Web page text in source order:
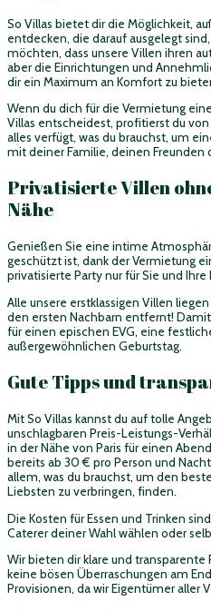
So Villas bietet dir die Möglichkeit,
entdecken, die darauf ausgelegt
möchten, dass unsere Villen ihren
aber die Einrichtungen und
dir ein Maximum an Komfort zu
Wenn du dich für die Vermietung
Villas entscheidest, profitierst du
alles verfügt, was du brauchst, um
mit deiner Familie, deinen Freunden
Privatisierte Villen
Nähe
Genießen Sie eine intime
geschützt ist, dank der Vermietung
privatisierte Party nur für Sie und Ihre
Alle unsere erstklassigen Villen
den ersten Nachbarn entfernt!
für einen epischen EVG, eine
außergewöhnlichen Geburtstag.
Gute Tipps und
Mit So Villas kannst du auf tolle
unschlagbaren Preis-Leistungs-
in der Nähe von Paris für einen
bereits ab 30 € pro Person und
allem, was du brauchst, um den
Liebsten zu verbringen, finden.
Die Kosten für Essen und Trinken
Caterer deiner Wahl wählen oder
Wir bieten dir klare und transparente
keine bösen Überraschungen am
Provisionen, da wir Eigentümer aller